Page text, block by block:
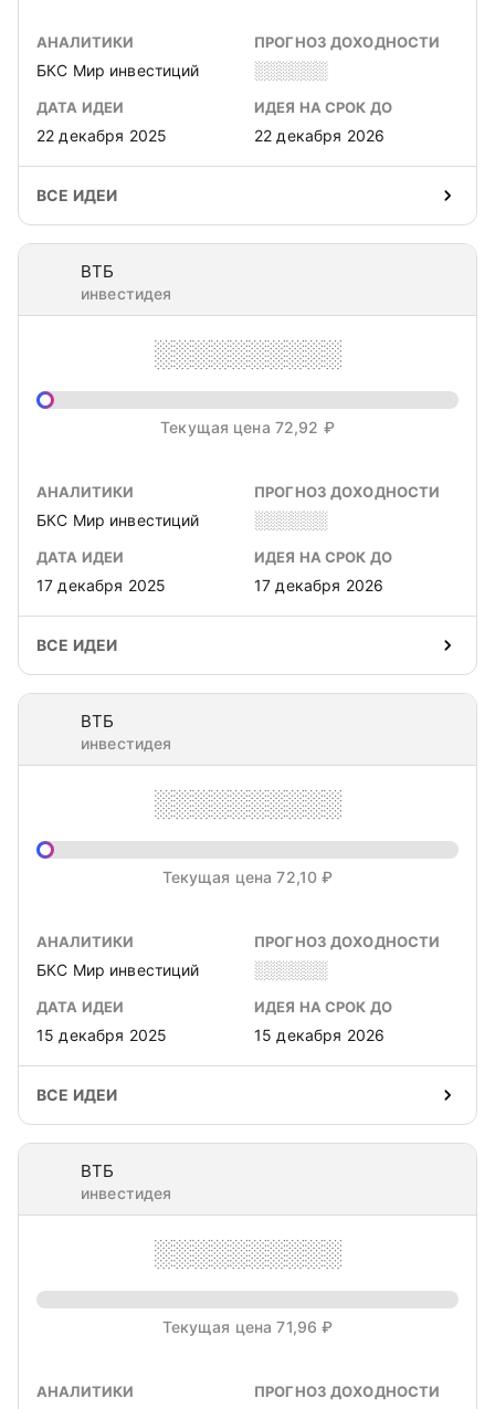
АНАЛИТИКИ
БКС Мир инвестиций
ПРОГНОЗ ДОХОДНОСТИ
░░░░░░
ДАТА ИДЕИ
22 декабря 2025
ИДЕЯ НА СРОК ДО
22 декабря 2026
ВСЕ ИДЕИ
ВТБ
инвестидея
░░░░░░░░░░
Текущая цена 72,92 ₽
АНАЛИТИКИ
БКС Мир инвестиций
ПРОГНОЗ ДОХОДНОСТИ
░░░░░░
ДАТА ИДЕИ
17 декабря 2025
ИДЕЯ НА СРОК ДО
17 декабря 2026
ВСЕ ИДЕИ
ВТБ
инвестидея
░░░░░░░░░░
Текущая цена 72,10 ₽
АНАЛИТИКИ
БКС Мир инвестиций
ПРОГНОЗ ДОХОДНОСТИ
░░░░░░
ДАТА ИДЕИ
15 декабря 2025
ИДЕЯ НА СРОК ДО
15 декабря 2026
ВСЕ ИДЕИ
ВТБ
инвестидея
░░░░░░░░░░
Текущая цена 71,96 ₽
АНАЛИТИКИ ПРОГНОЗ ДОХОДНОСТИ